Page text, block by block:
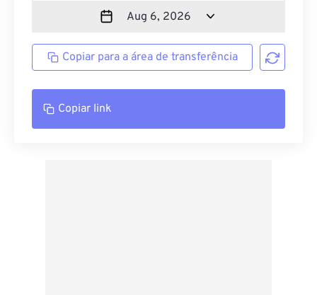
Copiar para a área de transferência
Copiar link